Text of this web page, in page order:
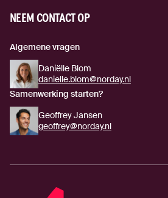
NEEM CONTACT OP
Algemene vragen
Daniëlle Blom
danielle.blom@norday.nl
Samenwerking starten?
Geoffrey Jansen
geoffrey@norday.nl